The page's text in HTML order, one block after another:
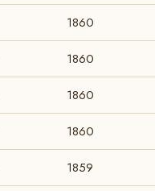
1860
1860
1860
1860
1859